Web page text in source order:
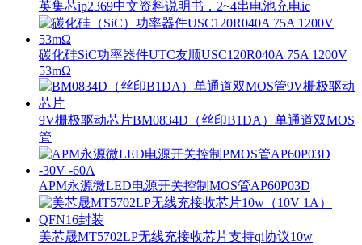
英集芯ip2369中文资料说明书，2~4串电池充电ic
碳化硅SiC功率器件UTC友顺USC120R040A 75A 1200V
53mΩ
9V栅极驱动芯片BM0834D（丝印B1DA）单通道双MOS
管
APM永源微LED电源开关控制MOS管AP60P03D
美芯晟MT5702LP无线充接收芯片支持qi协议10w